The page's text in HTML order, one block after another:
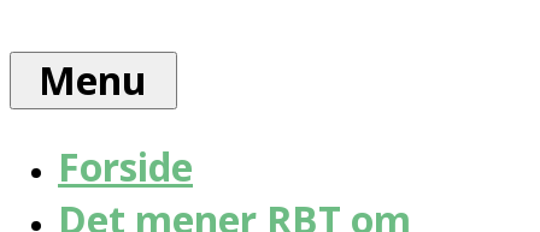
content
for
bæredygtig
trafik
Menu
Forside
Det mener RBT om